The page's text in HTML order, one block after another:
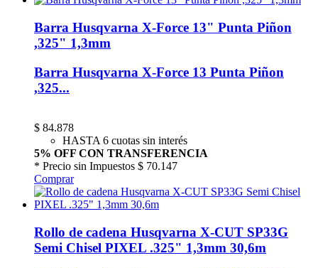
Barra Husqvarna X-Force 13" Punta Piñon
,325" 1,3mm
Barra Husqvarna X-Force 13 Punta Piñon
,325...
$ 84.878
HASTA 6 cuotas sin interés
5% OFF CON TRANSFERENCIA
* Precio sin Impuestos $ 70.147
Comprar
Rollo de cadena Husqvarna X-CUT SP33G
Semi Chisel PIXEL .325" 1,3mm 30,6m